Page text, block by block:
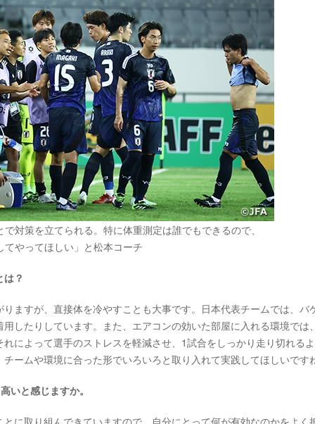
対策を立てられる。特に体重測定は誰でもできるので、
てやってほしい」と松本コーチ
？
ますが、直接体を冷やすことも大事です。日本代表チームでは、バ
したりしています。また、エアコンの効いた部屋に入れる環境では
によって選手のストレスを軽減させ、1試合をしっかり走り切れる
ームや環境に合った形でいろいろと取り入れて実践してほしいです
と感じますか。
取り組んできていますので、自分にとって何が有効なのかをよく